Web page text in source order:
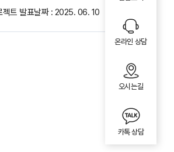
젝트 발표날짜 : 2025. 06. 10
온라인 상담
오시는길
카톡 상담